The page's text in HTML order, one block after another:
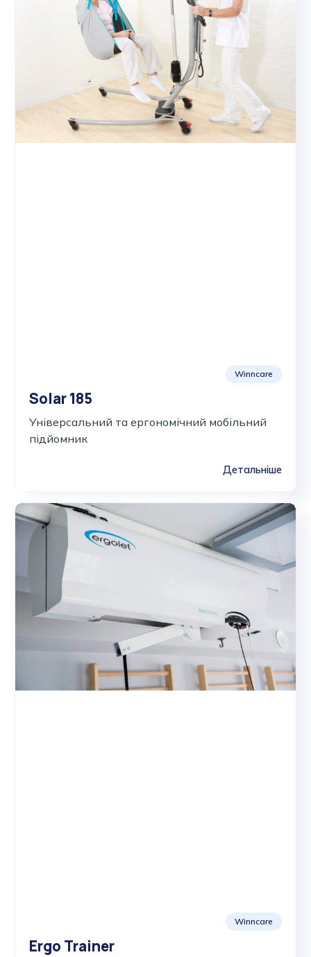
Winncare
Solar 185
Універсальний та ергономічний мобільний
підйомник
Детальніше
Winncare
Ergo Trainer